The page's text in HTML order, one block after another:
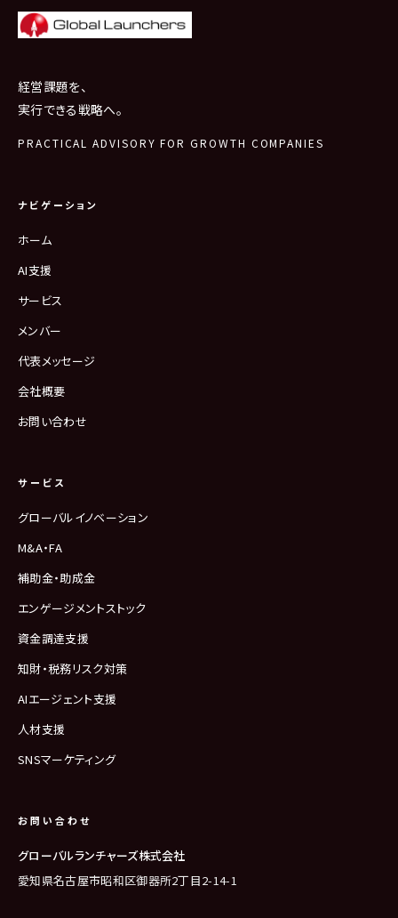
経営課題を、
実行できる戦略へ。
PRACTICAL ADVISORY FOR GROWTH COMPANIES
ナビゲーション
ホーム
AI支援
サービス
メンバー
代表メッセージ
会社概要
お問い合わせ
サービス
グローバルイノベーション
M&A・FA
補助金・助成金
エンゲージメントストック
資金調達支援
知財・税務リスク対策
AIエージェント支援
人材支援
SNSマーケティング
お問い合わせ
グローバルランチャーズ株式会社
愛知県名古屋市昭和区御器所2丁目2-14-1